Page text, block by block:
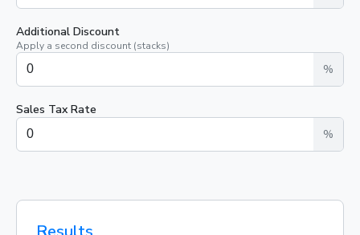
Additional Discount
Apply a second discount (stacks)
%
Sales Tax Rate
%